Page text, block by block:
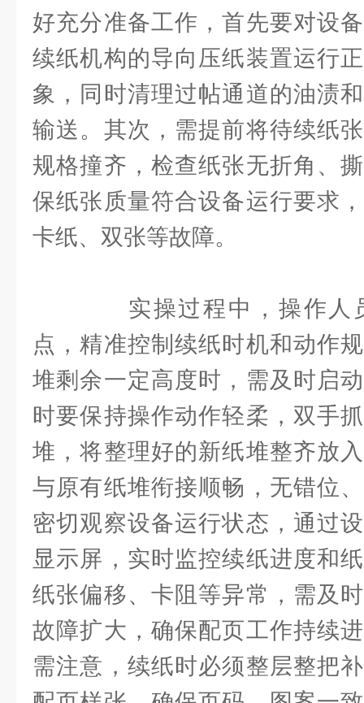
好充分准备工作，首先要对设
续纸机构的导向压纸装置运行
象，同时清理过帖通道的油渍
输送。其次，需提前将待续纸
规格撞齐，检查纸张无折角、
保纸张质量符合设备运行要求
卡纸、双张等故障。
实操过程中，操作人
点，精准控制续纸时机和动作
堆剩余一定高度时，需及时启
时要保持操作动作轻柔，双手
堆，将整理好的新纸堆整齐放
与原有纸堆衔接顺畅，无错位
密切观察设备运行状态，通过
显示屏，实时监控续纸进度和
纸张偏移、卡阻等异常，需及
故障扩大，确保配页工作持续
需注意，续纸时必须整层整把